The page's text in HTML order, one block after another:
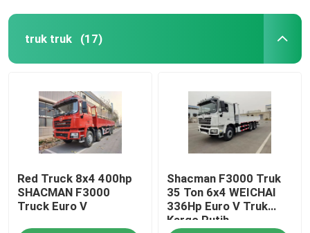
truk truk (17)
Red Truck 8x4 400hp
SHACMAN F3000
Truck Euro V
Shacman F3000 Truk
35 Ton 6x4 WEICHAI
336Hp Euro V Truk
Kargo Putih